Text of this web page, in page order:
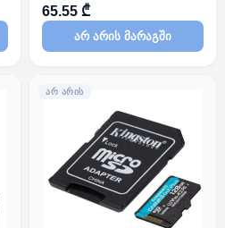
128GB
65.55 ₾
არ არის მარაგში
ᲐᲠ ᲐᲠᲘᲡ